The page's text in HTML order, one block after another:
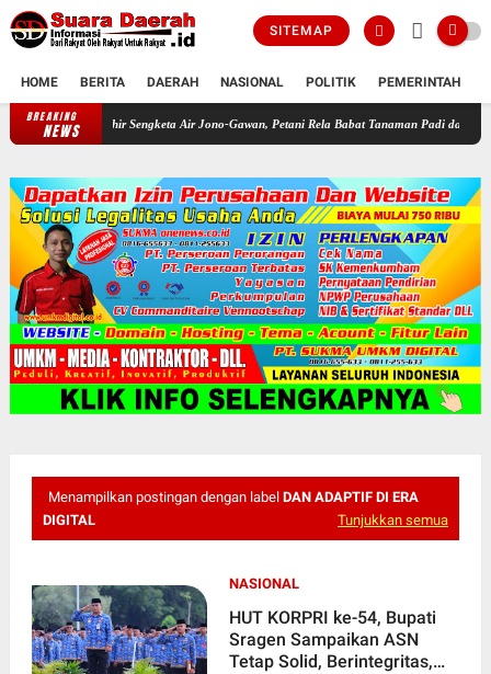
SITEMAP
HOME BERITA DAERAH NASIONAL POLITIK PEMERINTAH
BREAKING
NEWS
Akhir Sengketa Air Jono-Gawan, Petani Rela Babat Tanaman Padi dan Jagung
Menampilkan postingan dengan label DAN ADAPTIF DI ERA
DIGITAL
Tunjukkan semua
NASIONAL
HUT KORPRI ke-54, Bupati
Sragen Sampaikan ASN
Tetap Solid, Berintegritas,